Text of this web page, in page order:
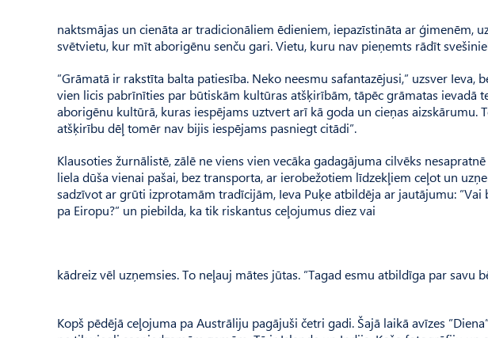
naktsmājas un cienāta ar tradicionāliem ēdieniem, iepazīstināta ar ģimenēm,
svētvietu, kur mīt aborigēnu senču gari. Vietu, kuru nav pieņemts rādīt
”Grāmatā ir rakstīta balta patiesība. Neko neesmu safantazējusi,” uzsver
vien licis pabrīnīties par būtiskām kultūras atšķirībām, tāpēc grāmatas ievadā
aborigēnu kultūrā, kuras iespējams uztvert arī kā goda un cieņas aizskārumu.
atšķirību dēļ tomēr nav bijis iespējams pasniegt citādi”.
Klausoties žurnālistē, zālē ne viens vien vecāka gadagājuma cilvēks
liela dūša vienai pašai, bez transporta, ar ierobežotiem līdzekļiem ceļot un
sadzīvot ar grūti izprotamām tradīcijām, Ieva Puķe atbildēja ar jautājumu:
pa Eiropu?” un piebilda, ka tik riskantus ceļojumus diez vai
kādreiz vēl uzņemsies. To neļauj mātes jūtas. ”Tagad esmu atbildīga par savu
Kopš pēdējā ceļojuma pa Austrāliju pagājuši četri gadi. Šajā laikā avīzes